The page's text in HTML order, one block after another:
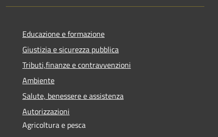
Educazione e formazione
Giustizia e sicurezza pubblica
Tributi,finanze e contravvenzioni
Ambiente
Salute, benessere e assistenza
Autorizzazioni
Agricoltura e pesca